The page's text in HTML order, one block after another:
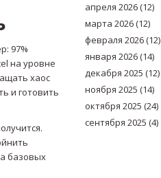
97%
на уровне
хаос
и готовить
базовых
апреля 2026(12)
марта 2026(12)
февраля 2026(12)
января 2026(14)
декабря 2025 (12)
ноября 2025 (14)
октября 2025 (24)
сентября 2025 (4)